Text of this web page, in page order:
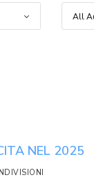
NEL 2025